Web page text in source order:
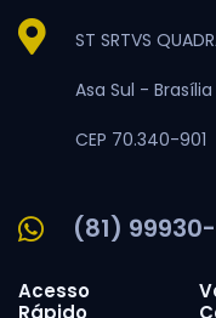
ST SRTVS
Asa Sul -
CEP 70.340-901
(81)
Acesso
Rápido